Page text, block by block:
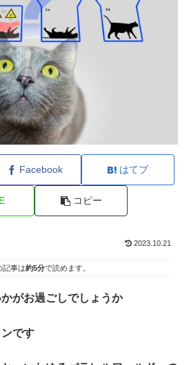
Facebook はてブ
コピー
2023.10.21
記事は約5分で読めます。
がお過ごしでしょうか
です